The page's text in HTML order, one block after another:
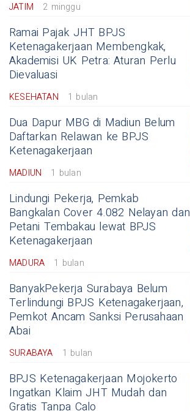
JATIM 2 minggu
Ramai Pajak JHT BPJS
Ketenagakerjaan Membengkak,
Akademisi UK Petra: Aturan Perlu
Dievaluasi
KESEHATAN 1 bulan
Dua Dapur MBG di Madiun Belum
Daftarkan Relawan ke BPJS
Ketenagakerjaan
MADIUN 1 bulan
Lindungi Pekerja, Pemkab
Bangkalan Cover 4.082 Nelayan dan
Petani Tembakau lewat BPJS
Ketenagakerjaan
MADURA 1 bulan
BanyakPekerja Surabaya Belum
Terlindungi BPJS Ketenagakerjaan,
Pemkot Ancam Sanksi Perusahaan
Abai
SURABAYA 1 bulan
BPJS Ketenagakerjaan Mojokerto
Ingatkan Klaim JHT Mudah dan
Gratis Tanpa Calo